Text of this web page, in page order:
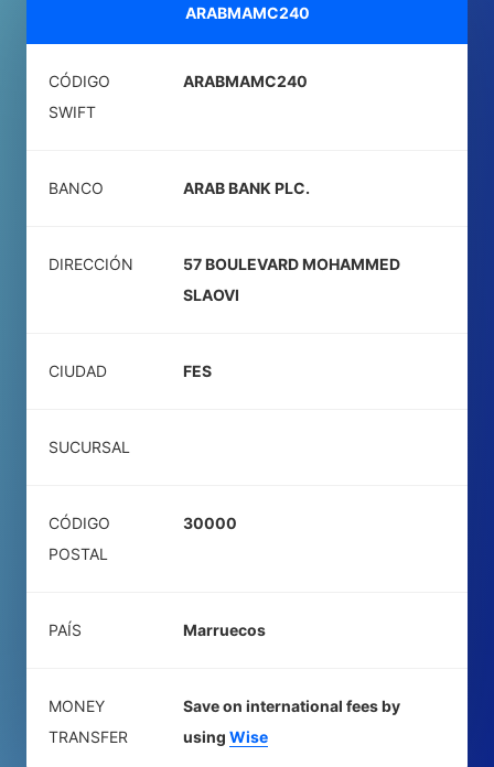
ARABMAMC240
CÓDIGO
SWIFT
ARABMAMC240
BANCO ARAB BANK PLC.
DIRECCIÓN
57 BOULEVARD MOHAMMED
SLAOVI
CIUDAD FES
SUCURSAL
CÓDIGO
POSTAL
30000
PAÍS Marruecos
MONEY
TRANSFER
Save on international fees by
using Wise